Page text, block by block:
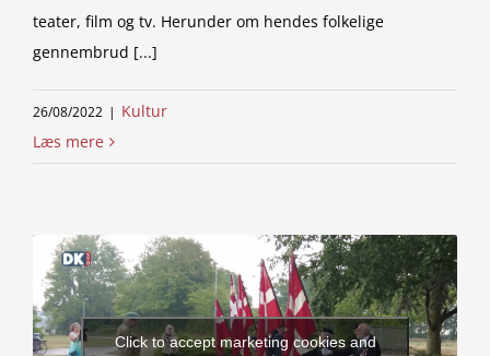
teater, film og tv. Herunder om hendes folkelige
gennembrud [...]
26/08/2022 | Kultur
Læs mere
Click to accept marketing cookies and